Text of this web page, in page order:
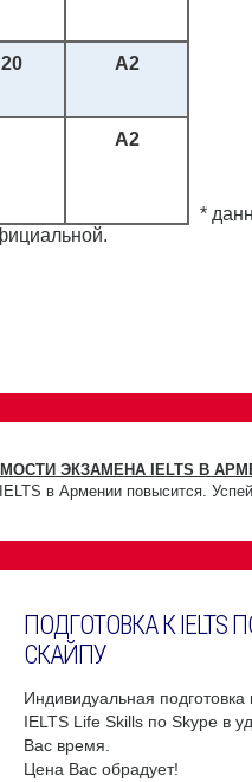
20 A2
A2
*
ЭКЗАМЕНА IELTS В
в Армении повысится.
ПОДГОТОВКА К IELTS
СКАЙПУ
Индивидуальная подготовка
IELTS Life Skills по Skype в
Вас время.
Цена Вас обрадует!